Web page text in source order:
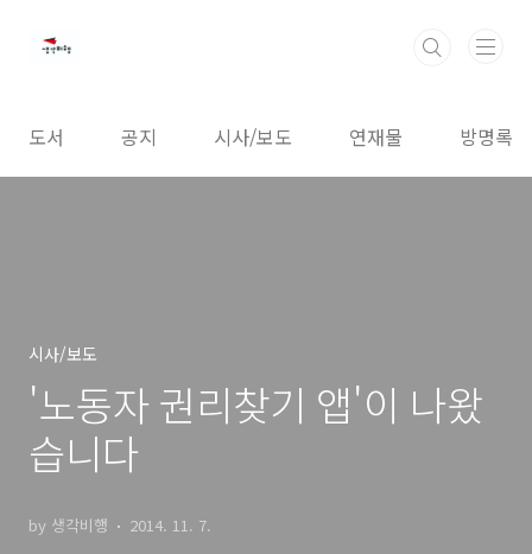
도서 공지 시사/보도 연재물 방명록
시사/보도
'노동자 권리찾기 앱'이 나왔
습니다
by 생각비행 2014. 11. 7.